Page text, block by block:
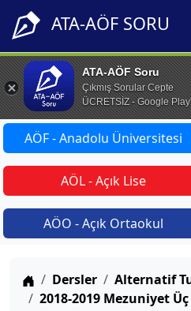
ATA-AÖF SORU
ATA-AÖF Soru
Çıkmış Sorular Cepte
ÜCRETSİZ - Google
AÖF - Anadolu Üniversitesi
AÖL - Açık Lise
AÖO - Açık Ortaokul
Anasayfa
Dersler
Alternatif
2018-2019 Mezuniyet Üç